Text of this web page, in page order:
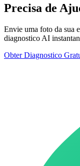
Precisa de
Envie uma foto da sua
diagnostico AI
Obter Diagnostico